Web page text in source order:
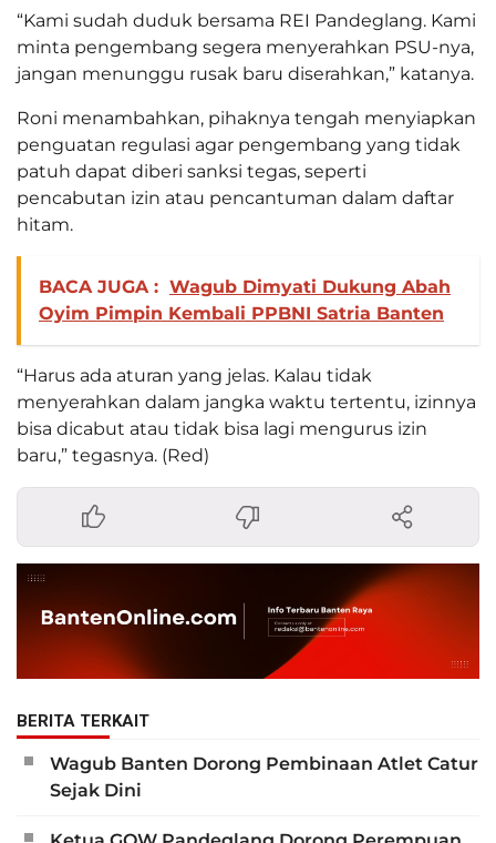
“Kami sudah duduk bersama REI Pandeglang. Kami
minta pengembang segera menyerahkan PSU-nya,
jangan menunggu rusak baru diserahkan,” katanya.
Roni menambahkan, pihaknya tengah menyiapkan
penguatan regulasi agar pengembang yang tidak
patuh dapat diberi sanksi tegas, seperti
pencabutan izin atau pencantuman dalam daftar
hitam.
BACA JUGA : Wagub Dimyati Dukung Abah
Oyim Pimpin Kembali PPBNI Satria Banten
“Harus ada aturan yang jelas. Kalau tidak
menyerahkan dalam jangka waktu tertentu, izinnya
bisa dicabut atau tidak bisa lagi mengurus izin
baru,” tegasnya. (Red)
BERITA TERKAIT
Wagub Banten Dorong Pembinaan Atlet Catur
Sejak Dini